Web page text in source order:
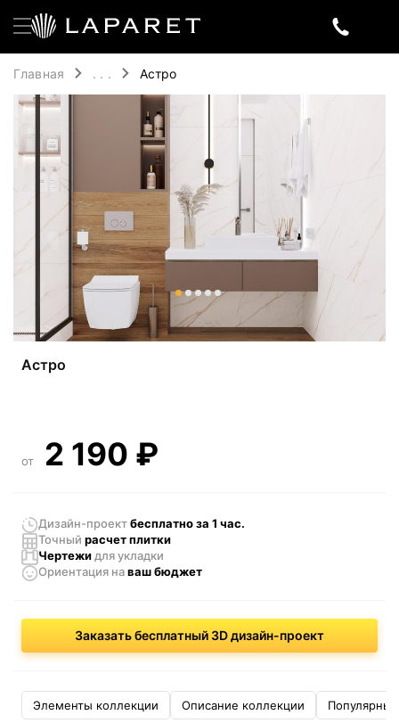
Главная . . . Астро
Астро
от 2 190 ₽
Дизайн-проектбесплатно за 1 час.
Точный расчет плитки
Чертежи для укладки
Ориентация наваш бюджет
Заказать бесплатный 3D дизайн-проект
Элементы коллекции Описание коллекции